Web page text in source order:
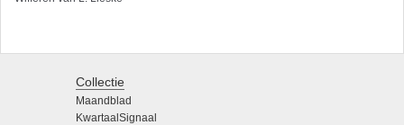
Collectie
Maandblad
KwartaalSignaal